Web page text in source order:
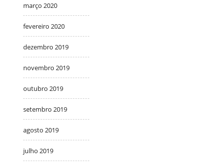
março 2020
fevereiro 2020
dezembro 2019
novembro 2019
outubro 2019
setembro 2019
agosto 2019
julho 2019